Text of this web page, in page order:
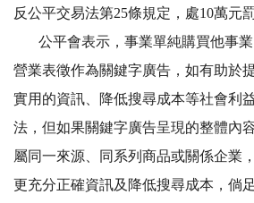
反公平交易法第25條規定，處10萬元罰
公平會表示，事業單純購買他事業
營業表徵作為關鍵字廣告，如有助於
實用的資訊、降低搜尋成本等社會利
法，但如果關鍵字廣告呈現的整體內
屬同一來源、同系列商品或關係企業
更充分正確資訊及降低搜尋成本，倘